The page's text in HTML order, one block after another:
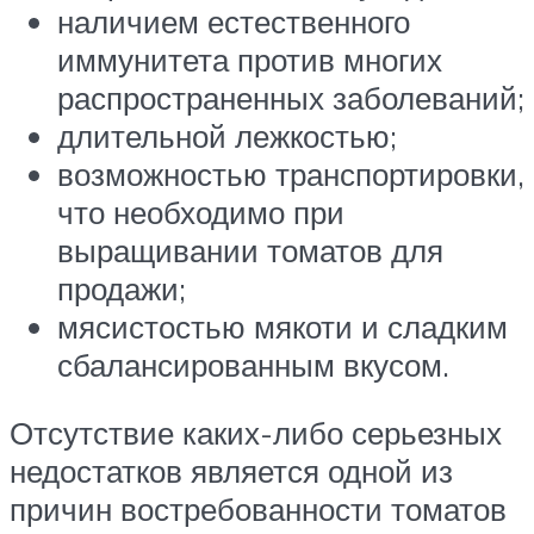
наличием естественного
иммунитета против многих
распространенных заболеваний;
длительной лежкостью;
возможностью транспортировки,
что необходимо при
выращивании томатов для
продажи;
мясистостью мякоти и сладким
сбалансированным вкусом.
Отсутствие каких-либо серьезных
недостатков является одной из
причин востребованности томатов